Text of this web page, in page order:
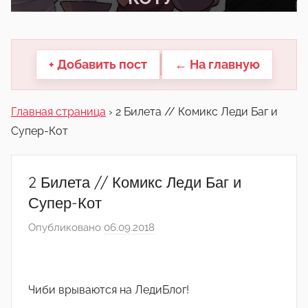
другие.
+ Добавить пост ← На главную
Главная страница › 2 Билета // Комикс Леди Баг и
Супер-Кот
2 Билета // Комикс Леди Баг и
Супер-Кот
Опубликовано 06.09.2018
р
Чиби врываются на ЛедиБлог!